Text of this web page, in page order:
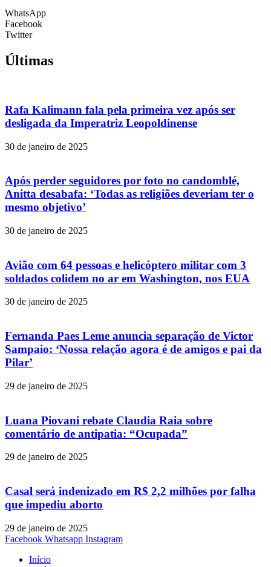
WhatsApp
Facebook
Twitter
Últimas
Rafa Kalimann fala pela primeira vez após ser
desligada da Imperatriz Leopoldinense
30 de janeiro de 2025
Após perder seguidores por foto no candomblé,
Anitta desabafa: ‘Todas as religiões deveriam ter o
mesmo objetivo’
30 de janeiro de 2025
Avião com 64 pessoas e helicóptero militar com 3
soldados colidem no ar em Washington, nos EUA
30 de janeiro de 2025
Fernanda Paes Leme anuncia separação de Victor
Sampaio: ‘Nossa relação agora é de amigos e pai da
Pilar’
29 de janeiro de 2025
Luana Piovani rebate Claudia Raia sobre
comentário de antipatia: “Ocupada”
29 de janeiro de 2025
Casal será indenizado em R$ 2,2 milhões por falha
que impediu aborto
29 de janeiro de 2025
Facebook Whatsapp Instagram
Início